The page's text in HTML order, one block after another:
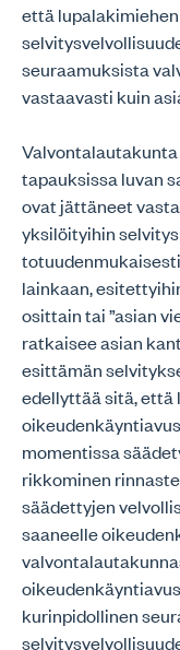
että
seuraamuksista
vastaavasti kuin
tapauksissa luvan
ovat jättäneet
yksilöityihin
lainkaan,
osittain tai ”asian
ratkaisee asian
esittämän
edellyttää sitä, että
momentissa
rikkominen
säädettyjen
saaneelle
kurinpidollinen